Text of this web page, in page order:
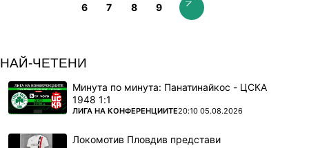
6 7 8 9
НАЙ-ЧЕТЕНИ
Минута по минута: Панатинайкос - ЦСКА
1948 1:1
ПОВЕЧЕ ОТ
ЛИГА НА КОНФЕРЕНЦИИТЕ20:10 05.08.2026
Локомотив Пловдив представи